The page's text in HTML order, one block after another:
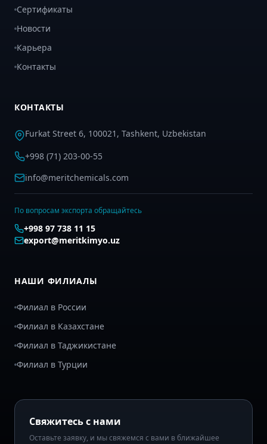
Сертификаты
Новости
Карьера
Контакты
КОНТАКТЫ
Furkat Street 6, 100021, Tashkent, Uzbekistan
+998 (71) 203-00-55
info@meritchemicals.com
По вопросам экспорта обращайтесь
+998 97 738 11 15
export@meritkimyo.uz
НАШИ ФИЛИАЛЫ
Филиал в России
Филиал в Казахстане
Филиал в Таджикистане
Филиал в Турции
Свяжитесь с нами
Оставьте заявку, и мы свяжемся с вами в ближайшее